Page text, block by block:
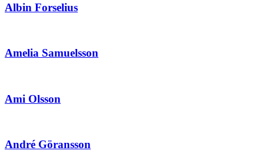
Albin Forselius
Amelia Samuelsson
Ami Olsson
André Göransson